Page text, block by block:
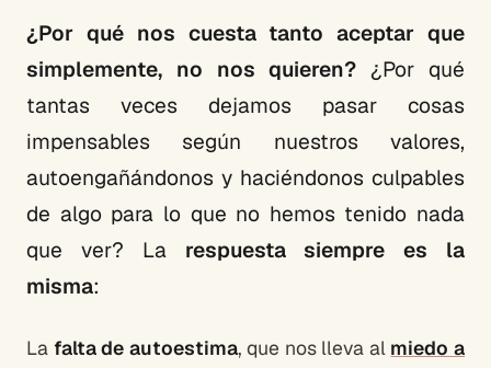
¿Por qué nos cuesta tanto aceptar que
simplemente, no nos quieren? ¿Por qué
tantas veces dejamos pasar cosas
impensables según nuestros valores,
autoengañándonos y haciéndonos culpables
de algo para lo que no hemos tenido nada
que ver? La respuesta siempre es la
misma:
La falta de autoestima, que nos lleva al miedo a